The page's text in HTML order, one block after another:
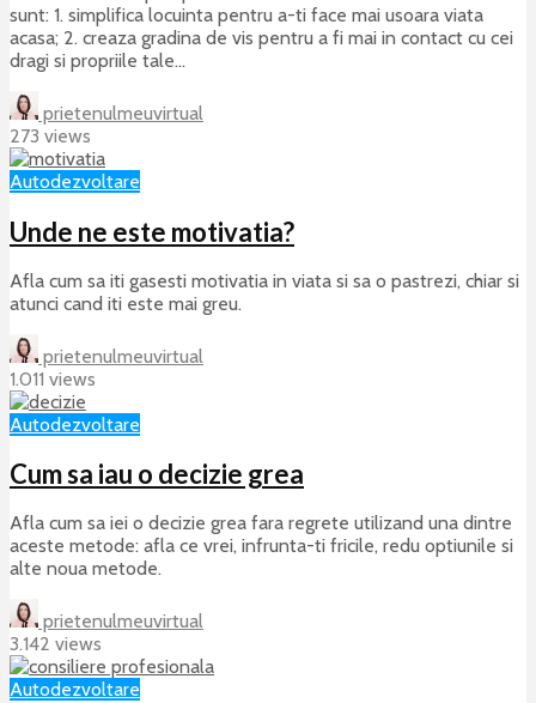
sunt: 1. simplifica locuinta pentru a-ti face mai usoara viata
acasa; 2. creaza gradina de vis pentru a fi mai in contact cu cei
dragi si propriile tale...
prietenulmeuvirtual
273 views
Autodezvoltare
Unde ne este motivatia?
Afla cum sa iti gasesti motivatia in viata si sa o pastrezi, chiar si
atunci cand iti este mai greu.
prietenulmeuvirtual
1.011 views
Autodezvoltare
Cum sa iau o decizie grea
Afla cum sa iei o decizie grea fara regrete utilizand una dintre
aceste metode: afla ce vrei, infrunta-ti fricile, redu optiunile si
alte noua metode.
prietenulmeuvirtual
3.142 views
Autodezvoltare